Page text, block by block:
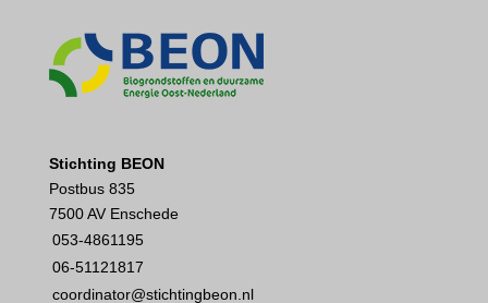
Stichting BEON
Postbus 835
7500 AV Enschede
053-4861195
06-51121817
coordinator@stichtingbeon.nl